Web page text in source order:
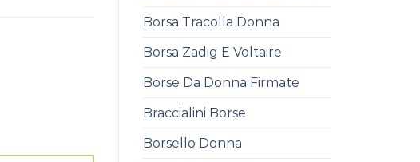
Borsa Tracolla Donna
Borsa Zadig E Voltaire
Borse Da Donna Firmate
Braccialini Borse
Borsello Donna